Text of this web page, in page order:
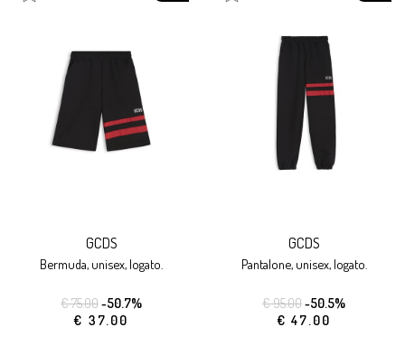
GCDS
bermuda, unisex, logato.
€ 75.00-50.7%
€ 37.00
GCDS
pantalone, unisex, logato.
€ 95.00-50.5%
€ 47.00